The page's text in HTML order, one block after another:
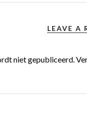
LEAVE A
niet gepubliceerd.